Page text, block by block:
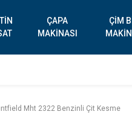
ÇAPA
MAKİNASI
ÇİM
Mht 2322 Benzinli Çit Kesme